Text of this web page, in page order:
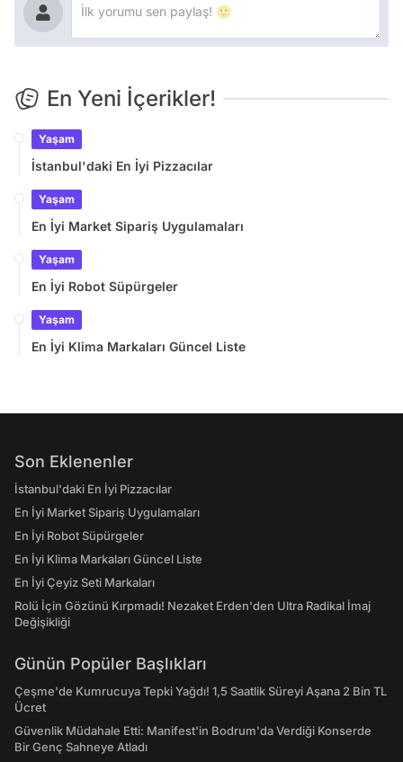
En Yeni İçerikler!
Yaşam
İstanbul'daki En İyi Pizzacılar
Yaşam
En İyi Market Sipariş Uygulamaları
Yaşam
En İyi Robot Süpürgeler
Yaşam
En İyi Klima Markaları Güncel Liste
Son Eklenenler
İstanbul'daki En İyi Pizzacılar
En İyi Market Sipariş Uygulamaları
En İyi Robot Süpürgeler
En İyi Klima Markaları Güncel Liste
En İyi Çeyiz Seti Markaları
Rolü İçin Gözünü Kırpmadı! Nezaket Erden'den Ultra Radikal İmaj
Değişikliği
Günün Popüler Başlıkları
Çeşme'de Kumrucuya Tepki Yağdı! 1,5 Saatlik Süreyi Aşana 2 Bin TL
Ücret
Güvenlik Müdahale Etti: Manifest'in Bodrum'da Verdiği Konserde
Bir Genç Sahneye Atladı